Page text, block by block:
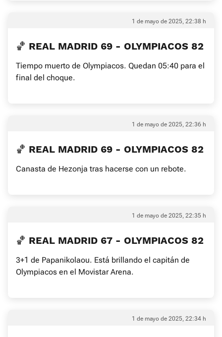
1 de mayo de 2025, 22:38 h
🏀 REAL MADRID 69 - OLYMPIACOS 82
Tiempo muerto de Olympiacos. Quedan 05:40 para el
final del choque.
1 de mayo de 2025, 22:36 h
🏀 REAL MADRID 69 - OLYMPIACOS 82
Canasta de Hezonja tras hacerse con un rebote.
1 de mayo de 2025, 22:35 h
🏀 REAL MADRID 67 - OLYMPIACOS 82
3+1 de Papanikolaou. Está brillando el capitán de
Olympiacos en el Movistar Arena.
1 de mayo de 2025, 22:34 h